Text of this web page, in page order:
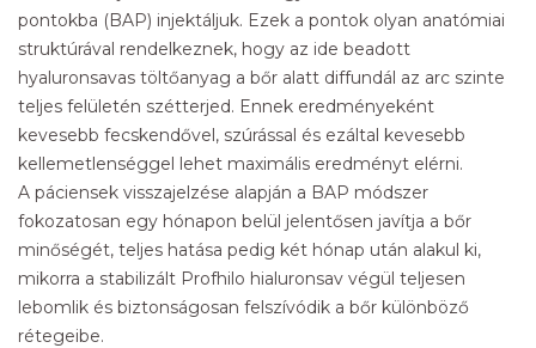
pontokba (BAP) injektáljuk. Ezek a pontok olyan anatómiai
struktúrával rendelkeznek, hogy az ide beadott
hyaluronsavas töltőanyag a bőr alatt diffundál az arc szinte
teljes felületén szétterjed. Ennek eredményeként
kevesebb fecskendővel, szúrással és ezáltal kevesebb
kellemetlenséggel lehet maximális eredményt elérni.
A páciensek visszajelzése alapján a BAP módszer
fokozatosan egy hónapon belül jelentősen javítja a bőr
minőségét, teljes hatása pedig két hónap után alakul ki,
mikorra a stabilizált Profhilo hialuronsav végül teljesen
lebomlik és biztonságosan felszívódik a bőr különböző
rétegeibe.